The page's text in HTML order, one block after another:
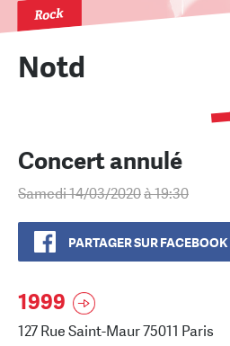
Rock
Notd
Concert annulé
Samedi 14/03/2020à 19:30
PARTAGER SUR FACEBOOK
1999
127 Rue Saint-Maur 75011 Paris